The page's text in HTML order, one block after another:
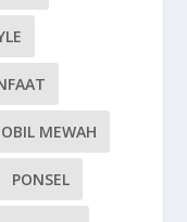
MEWAH
PONSEL